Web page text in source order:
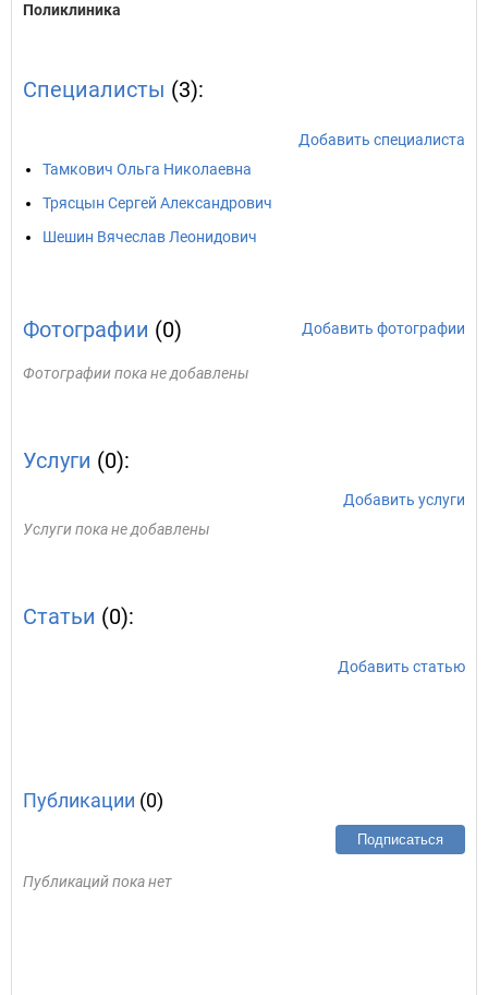
Поликлиника
Специалисты (3):
Добавить специалиста
Тамкович Ольга Николаевна
Трясцын Сергей Александрович
Шешин Вячеслав Леонидович
Фотографии (0) Добавить фотографии
Фотографии пока не добавлены
Услуги (0):
Добавить услуги
Услуги пока не добавлены
Статьи (0):
Добавить статью
Публикации (0)
Подписаться
Публикаций пока нет